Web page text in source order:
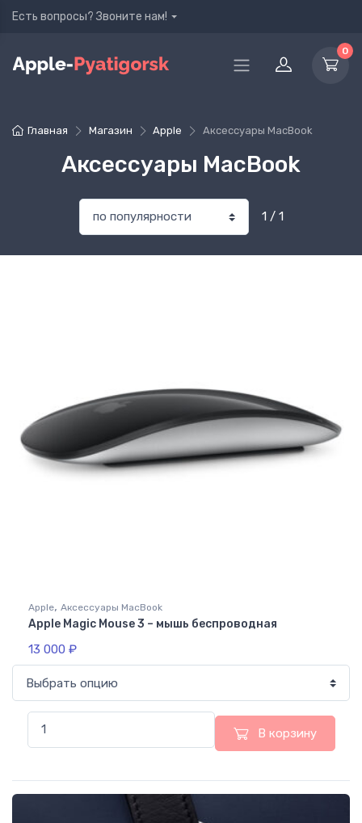
Есть вопросы? Звоните нам!
0
Главная Магазин Apple Аксессуары MacBook
Аксессуары MacBook
1 / 1
Apple, Аксессуары MacBook
Apple Magic Mouse 3 – мышь беспроводная
13 000 ₽
В корзину